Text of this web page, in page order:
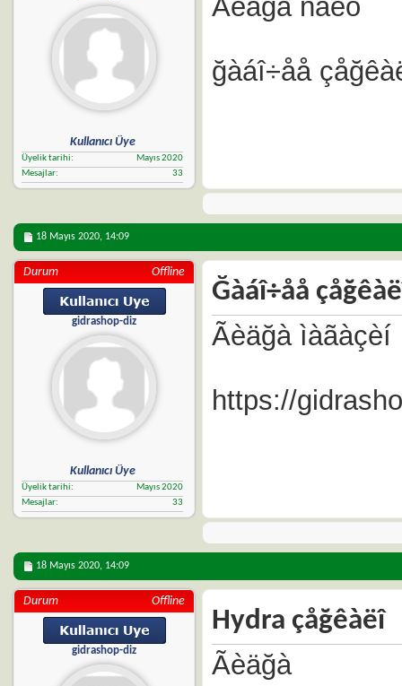
Kullanıcı Üye
Üyelik tarihi
Mayıs 2020
Mesajlar
33
Ãèäğà ñàéò
ğàáî÷åå
18 Mayıs 2020, 14:09
Durum Offline
gidrashop-diz
Kullanıcı Üye
Üyelik tarihi
Mayıs 2020
Mesajlar
33
Ğàáî÷åå
Ãèäğà ìàãàçèí
https://
18 Mayıs 2020, 14:09
Durum Offline
gidrashop-diz
Hydra çåğêàëî
Ãèäğà